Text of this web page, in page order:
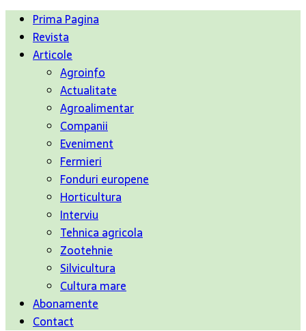
Prima Pagina
Revista
Articole
Agroinfo
Actualitate
Agroalimentar
Companii
Eveniment
Fermieri
Fonduri europene
Horticultura
Interviu
Tehnica agricola
Zootehnie
Silvicultura
Cultura mare
Abonamente
Contact